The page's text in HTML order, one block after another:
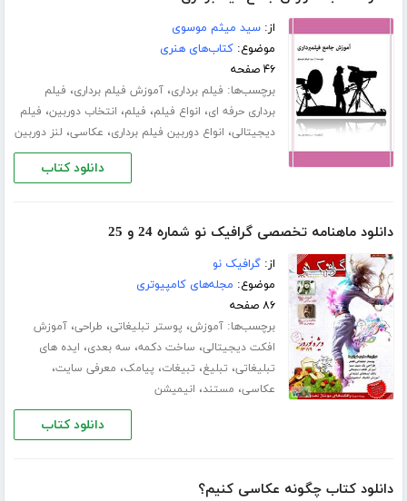
از:سید میثم موسوی
موضوع:کتاب‌های هنری
۴۶ صفحه
برچسب‌ها: فیلم برداری،آموزش فیلم برداری، فیلم
برداری حرفه ای، انواع فیلم، فیلم، انتخاب دوربین، فیلم
دیجیتالی، انواع دوربین فیلم برداری، عکاسی، لنز دوربین
دانلود کتاب
دانلود ماهنامه تخصصی گرافیک نو شماره 24 و 25
از:گرافیک نو
موضوع: مجله‌های کامپیوتری
۸۶ صفحه
برچسب‌ها:آموزش، پوستر تبلیغاتی، طراحی،آموزش
افکت دیجیتالی، ساخت دکمه، سه بعدی، ایده های
تبلیغاتی، تبلیغ، تبیغات، پیامک، معرفی سایت،
عکاسی، مستند، انیمیشن
دانلود کتاب
دانلود کتاب چگونه عکاسی کنیم؟